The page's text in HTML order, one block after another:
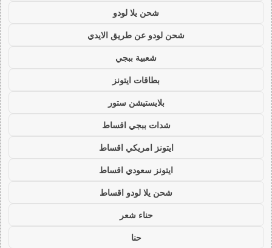
شحن يلا لودو
شحن لودو عن طريق الايدي
شعبية ببجي
بطاقات ايتونز
بلايستيشن ستور
شدات ببجي اقساط
ايتونز امريكي اقساط
ايتونز سعودي اقساط
شحن يلا لودو اقساط
حناء شعر
حنا